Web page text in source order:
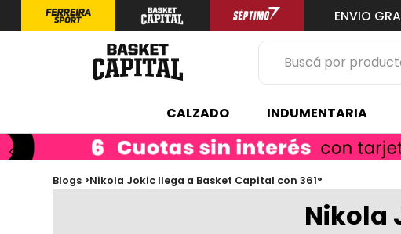
ENVIO
Buscá por producto,
CALZADO INDUMENTARIA
Blogs >Nikola Jokic llega a Basket Capital con 361°
Nikola
2.
niño
3.
zapatillas
medias